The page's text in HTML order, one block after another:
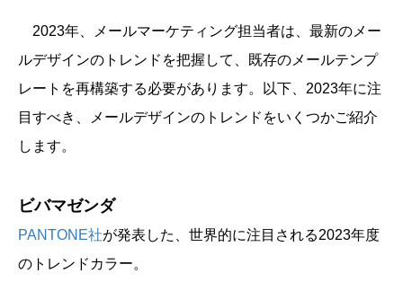
2023年、メールマーケティング担当者は、最新のメー
ルデザインのトレンドを把握して、既存のメールテンプ
レートを再構築する必要があります。以下、2023年に注
目すべき、メールデザインのトレンドをいくつかご紹介
します。
ビバマゼンダ
PANTONE社が発表した、世界的に注目される2023年度
のトレンドカラー。